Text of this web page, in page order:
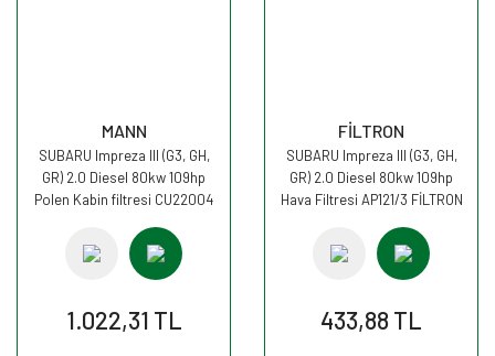
MANN
SUBARU Impreza III (G3, GH,
GR) 2.0 Diesel 80kw 109hp
Polen Kabin filtresi CU22004
1.022,31 TL
FİLTRON
SUBARU Impreza III (G3, GH,
GR) 2.0 Diesel 80kw 109hp
Hava Filtresi AP121/3 FİLTRON
433,88 TL